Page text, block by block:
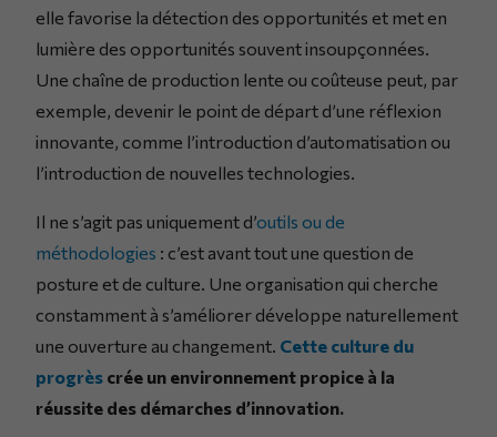
elle favorise la détection des opportunités et met en
lumière des opportunités souvent insoupçonnées.
Une chaîne de production lente ou coûteuse peut, par
exemple, devenir le point de départ d’une réflexion
innovante, comme l’introduction d’automatisation ou
l’introduction de nouvelles technologies.
Il ne s’agit pas uniquement d’outils ou de
méthodologies : c’est avant tout une question de
posture et de culture. Une organisation qui cherche
constamment à s’améliorer développe naturellement
une ouverture au changement. Cette culture du
progrès crée un environnement propice à la
réussite des démarches d’innovation.